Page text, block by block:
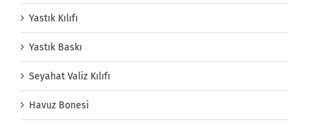
Yastık Kılıfı
Yastık Baskı
Seyahat Valiz Kılıfı
Havuz Bonesi